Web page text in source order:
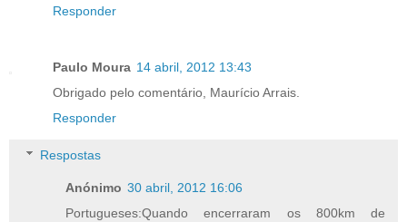
Responder
Paulo Moura 14 abril, 2012 13:43
Obrigado pelo comentário, Maurício Arrais.
Responder
Respostas
Anónimo 30 abril, 2012 16:06
Portugueses:Quando encerraram os 800km de